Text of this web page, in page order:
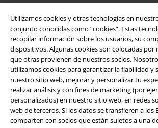
Utilizamos cookies y otras tecnologías en
conjunto conocidas como “cookies”. Estas
recopilar información sobre los usuarios, su
dispositivos. Algunas cookies son colocadas
que otras provienen de nuestros socios.
utilizamos cookies para garantizar la fiabilidad y
nuestro sitio web, mejorar y personalizar tu
realizar análisis y con fines de marketing (por
personalizados) en nuestro sitio web, en redes
web de terceros. Si los datos se transfieren a los
comparten con socios que están sujetos a una
Descuentos para ti
Concursos
Cheques Regalo
Descuento para estudiantes
EMP Backstage Club